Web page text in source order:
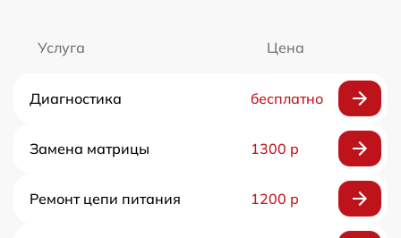
Услуга Цена
Диагностика бесплатно
Замена матрицы 1300 р
Ремонт цепи питания 1200 р